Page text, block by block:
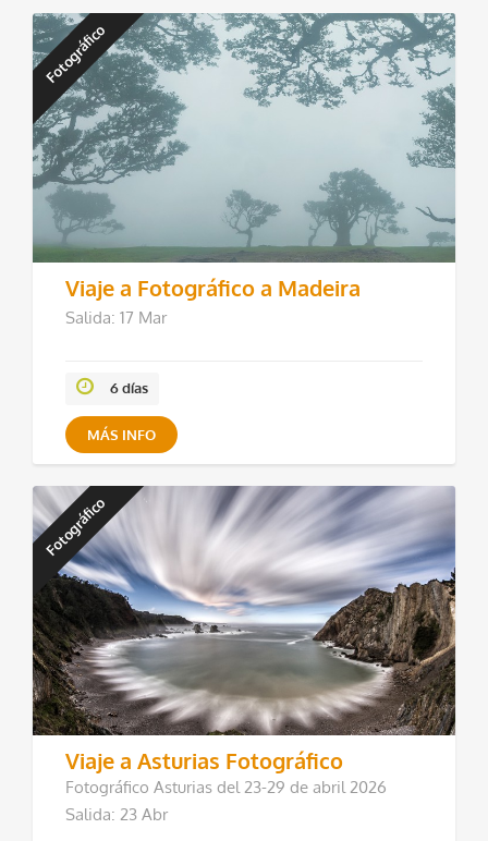
Fotográfico
Viaje a Fotográfico a Madeira
Salida: 17 Mar
6 días
MÁS INFO
Fotográfico
Viaje a Asturias Fotográfico
Fotográfico Asturias del 23-29 de abril 2026
Salida: 23 Abr